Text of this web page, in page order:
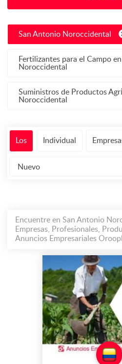
San Antonio Noroccidental
Fertilizantes para el Campo
Noroccidental
Suministros de Productos
Noroccidental
Los Individual
Nuevo
Encuentre en San Antonio
Empresas, Profesionales,
Anuncios Empresariales